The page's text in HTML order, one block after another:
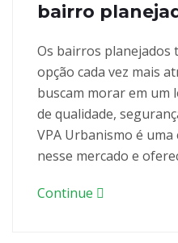
bairro
Os bairros planejados
opção cada vez mais
buscam morar em um
de qualidade,
VPA Urbanismo é
nesse mercado e
Continue